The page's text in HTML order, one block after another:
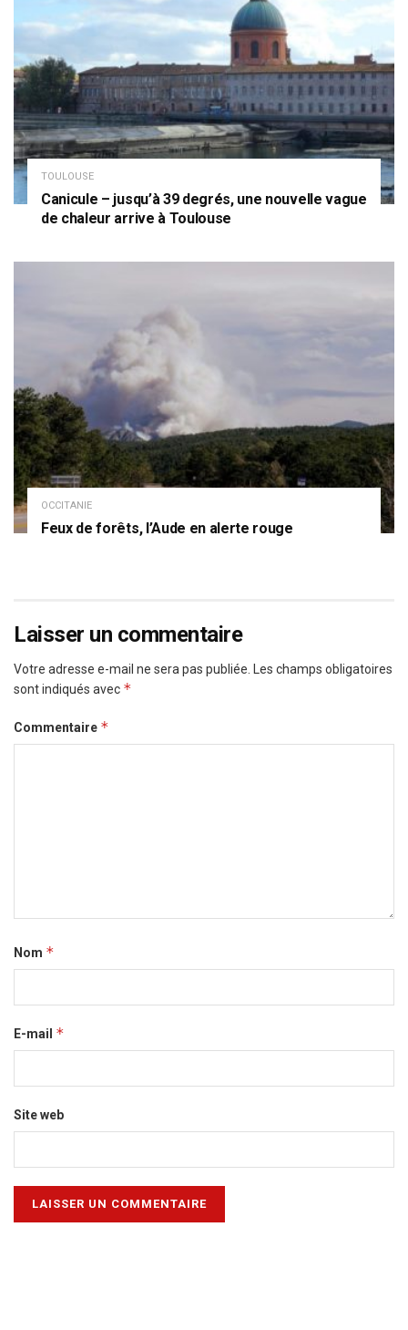
TOULOUSE
Canicule – jusqu’à 39 degrés, une nouvelle vague
de chaleur arrive à Toulouse
OCCITANIE
Feux de forêts, l’Aude en alerte rouge
Laisser un commentaire
Votre adresse e-mail ne sera pas publiée. Les champs obligatoires
sont indiqués avec *
Commentaire *
Nom *
E-mail *
Site web